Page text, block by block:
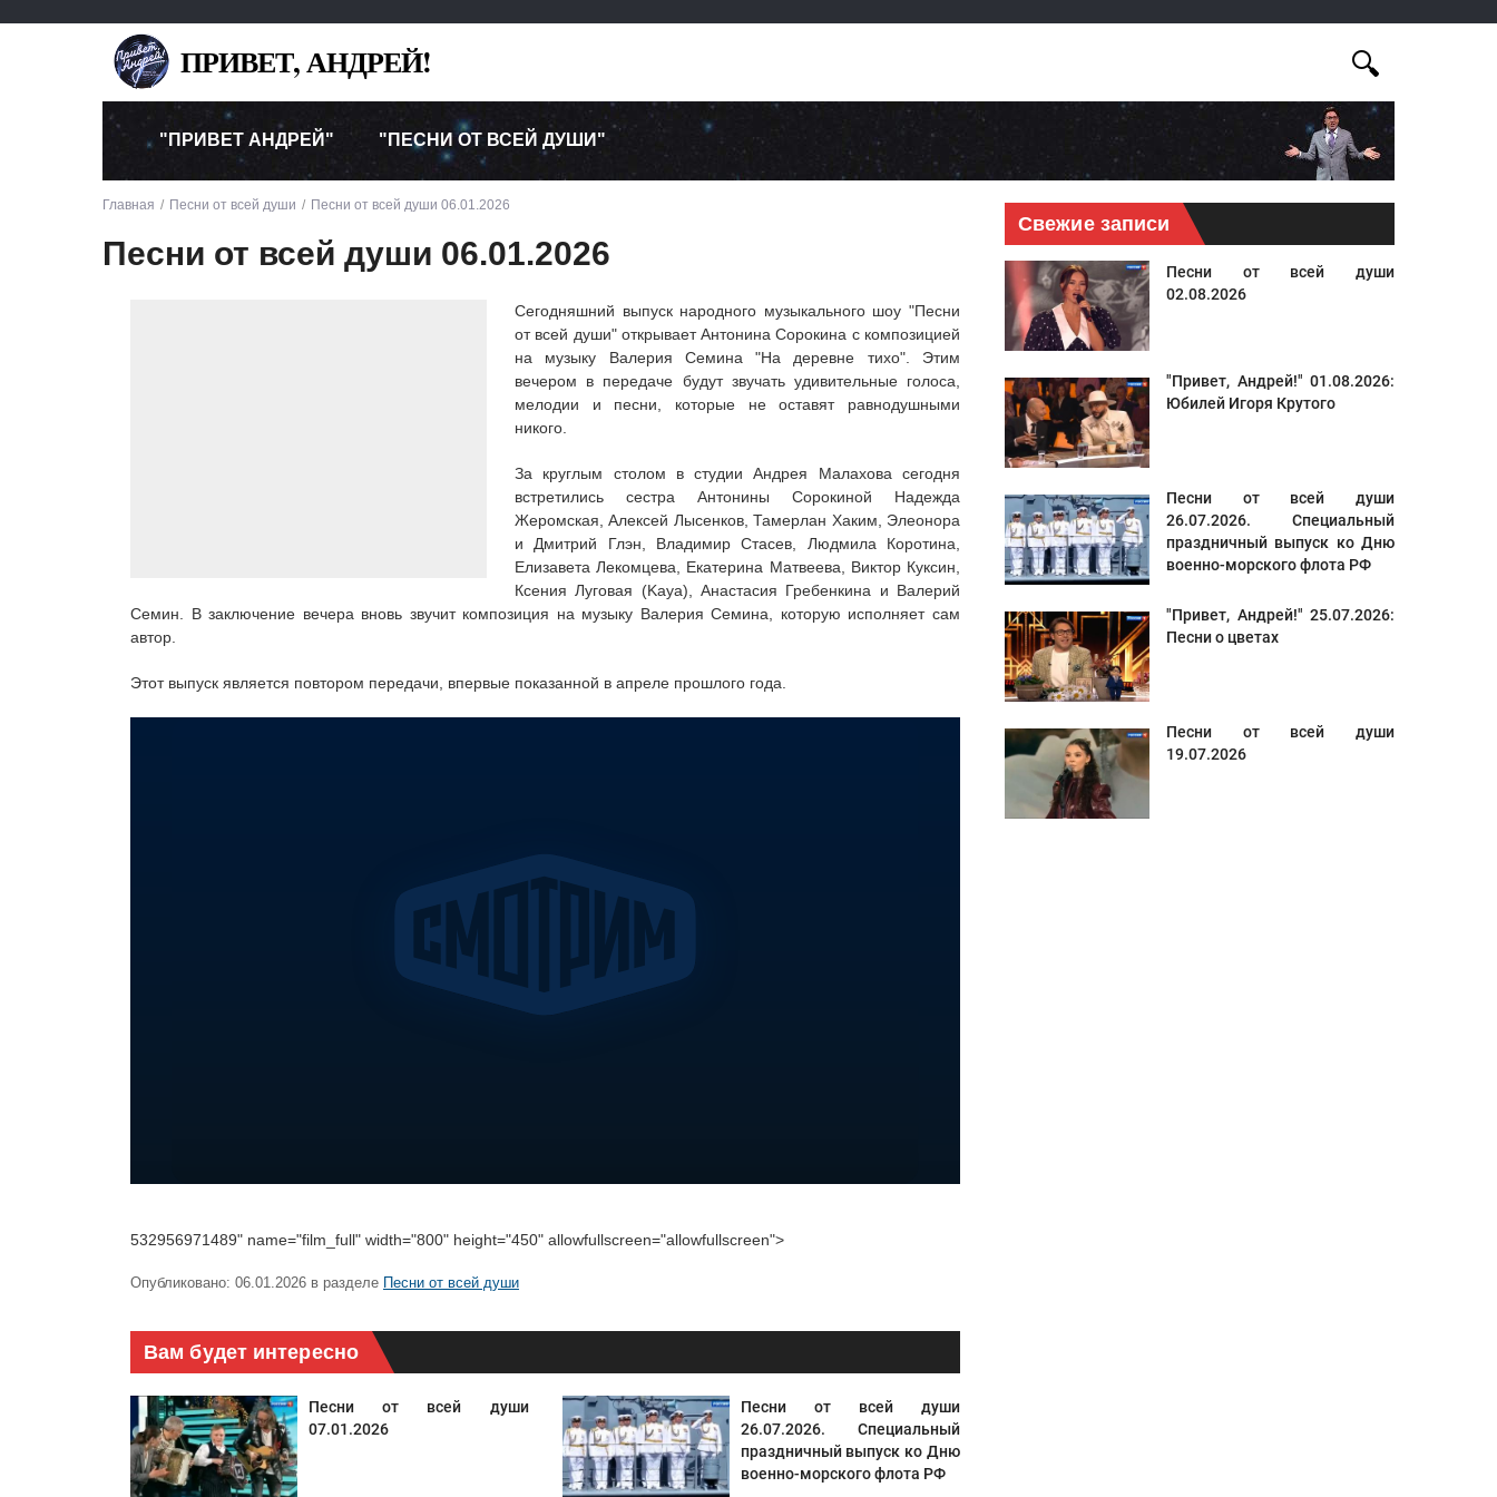
ПРИВЕТ, АНДРЕЙ!
"ПРИВЕТ АНДРЕЙ" "ПЕСНИ ОТ ВСЕЙ ДУШИ"
Главная Песни от всей души Песни от всей души 06.01.2026
Песни от всей души 06.01.2026
Сегодняшний выпуск народного музыкального шоу "Песни
от всей души" открывает Антонина Сорокина с композицией
на музыку Валерия Семина "На деревне тихо". Этим
вечером в передаче будут звучать удивительные голоса,
мелодии и песни, которые не оставят равнодушными
никого.
За круглым столом в студии Андрея Малахова сегодня
встретились сестра Антонины Сорокиной Надежда
Жеромская, Алексей Лысенков, Тамерлан Хаким, Элеонора
и Дмитрий Глэн, Владимир Стасев, Людмила Коротина,
Елизавета Лекомцева, Екатерина Матвеева, Виктор Куксин,
Ксения Луговая (Kaya), Анастасия Гребенкина и Валерий
Семин. В заключение вечера вновь звучит композиция на музыку Валерия Семина, которую исполняет сам
автор.
Этот выпуск является повтором передачи, впервые показанной в апреле прошлого года.
532956971489" name="film_full" width="800" height="450" allowfullscreen="allowfullscreen">
Опубликовано: 06.01.2026 в разделе Песни от всей души
Вам будет интересно
Песни от всей души
07.01.2026
Песни от всей души
26.07.2026. Специальный
праздничный выпуск ко Дню
военно-морского флота РФ
Свежие записи
Песни от всей души
02.08.2026
"Привет, Андрей!" 01.08.2026:
Юбилей Игоря Крутого
Песни от всей души
26.07.2026. Специальный
праздничный выпуск ко Дню
военно-морского флота РФ
"Привет, Андрей!" 25.07.2026:
Песни о цветах
Песни от всей души
19.07.2026